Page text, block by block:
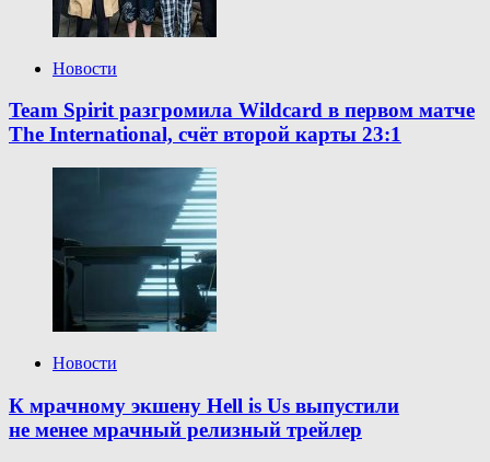
Новости
Team Spirit разгромила Wildcard в первом матче
The International, счёт второй карты 23:1
Новости
К мрачному экшену Hell is Us выпустили
не менее мрачный релизный трейлер